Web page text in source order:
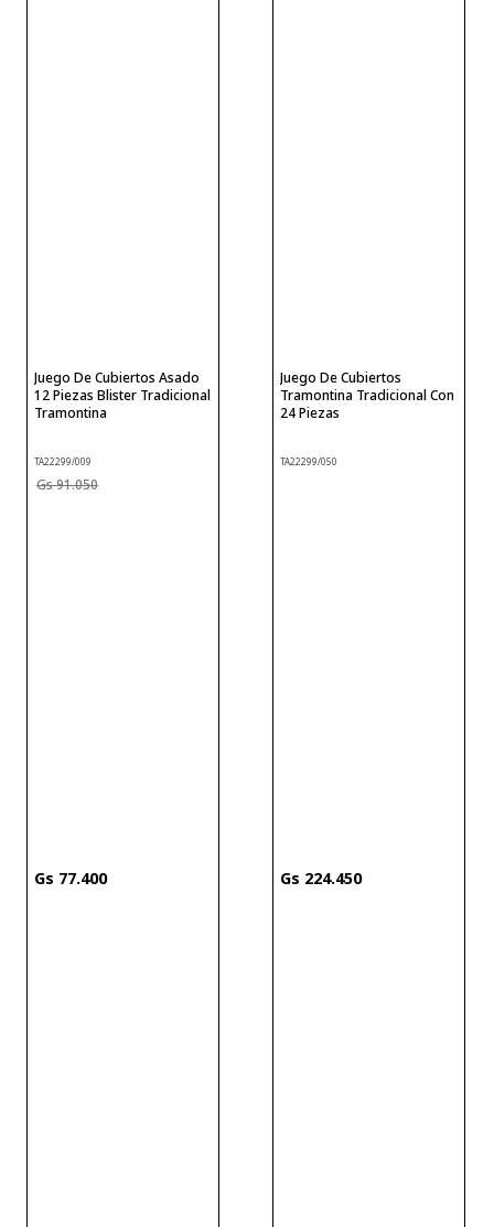
Juego De Cubiertos Asado
12 Piezas Blister Tradicional
Tramontina
TA22299/009
91.050
77.400
Juego De Cubiertos
Tramontina Tradicional Con
24 Piezas
TA22299/050
224.450